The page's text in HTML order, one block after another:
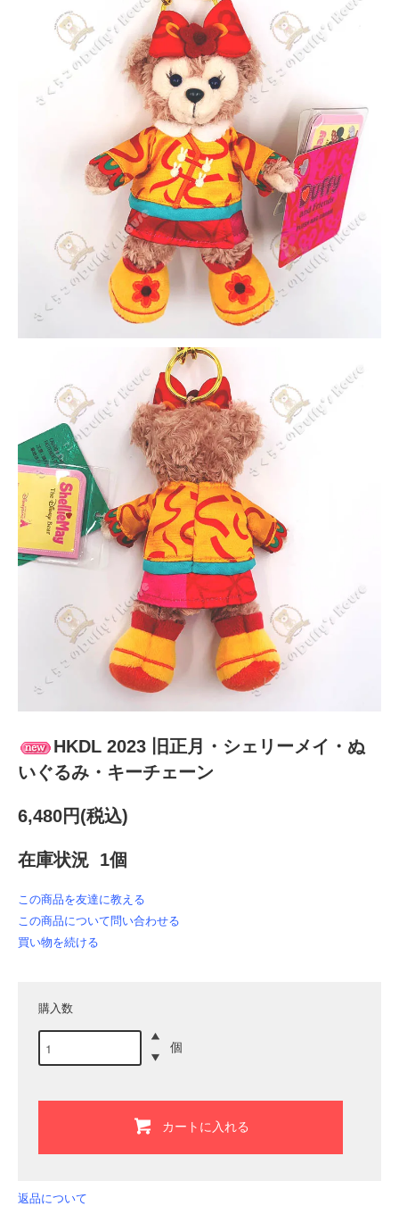
HKDL 2023 旧正月・シェリーメイ・ぬ
いぐるみ・キーチェーン
6,480円(税込)
在庫状況 1個
この商品を友達に教える
この商品について問い合わせる
買い物を続ける
購入数
個
カートに入れる
返品について